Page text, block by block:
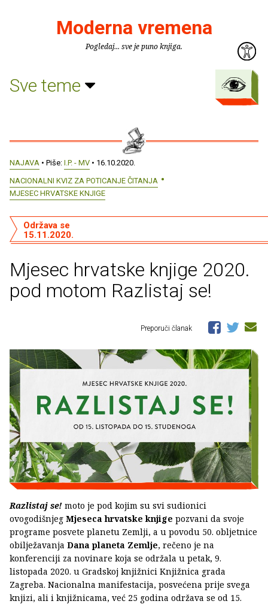
Moderna vremena
Pogledaj... sve je puno knjiga.
Sve teme
NAJAVA • Piše: I.P. - MV • 16.10.2020.
NACIONALNI KVIZ ZA POTICANJE ČITANJA
MJESEC HRVATSKE KNJIGE
Mjesec hrvatske knjige 2020.
pod motom Razlistaj se!
Održava se
15.11.2020.
Preporuči članak
Razlistaj se! moto je pod kojim su svi sudionici
ovogodišnjeg Mjeseca hrvatske knjige pozvani da svoje
programe posvete planetu Zemlji, a u povodu 50. obljetnice
obilježavanja Dana planeta Zemlje, rečeno je na
konferenciji za novinare koja se održala u petak, 9.
listopada 2020. u Gradskoj knjižnici Knjižnica grada
Zagreba. Nacionalna manifestacija, posvećena prije svega
knjizi, ali i knjižnicama, već 25 godina održava se od 15.